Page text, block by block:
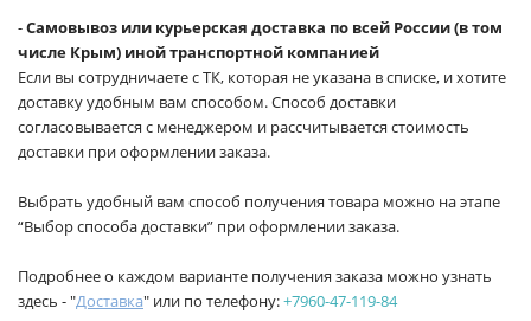
-Самовывоз или курьерская доставка по всей России (в том
числе Крым) иной транспортной компанией
Если вы сотрудничаете с ТК, которая не указана в списке, и хотите
доставку удобным вам способом. Способ доставки
согласовывается с менеджером и рассчитывается стоимость
доставки при оформлении заказа.
Выбрать удобный вам способ получения товара можно на этапе
“Выбор способа доставки” при оформлении заказа.
Подробнее о каждом варианте получения заказа можно узнать
здесь - "Доставка" или по телефону:+7960-47-119-84